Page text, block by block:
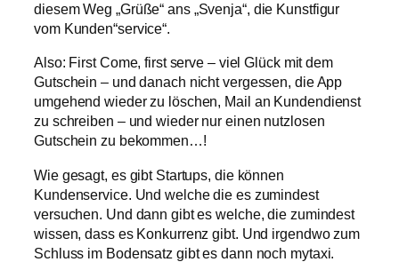
diesem Weg „Grüße“ ans „Svenja“, die Kunstfigur
vom Kunden“service“.
Also: First Come, first serve – viel Glück mit dem
Gutschein – und danach nicht vergessen, die App
umgehend wieder zu löschen, Mail an Kundendienst
zu schreiben – und wieder nur einen nutzlosen
Gutschein zu bekommen…!
Wie gesagt, es gibt Startups, die können
Kundenservice. Und welche die es zumindest
versuchen. Und dann gibt es welche, die zumindest
wissen, dass es Konkurrenz gibt. Und irgendwo zum
Schluss im Bodensatz gibt es dann noch mytaxi.